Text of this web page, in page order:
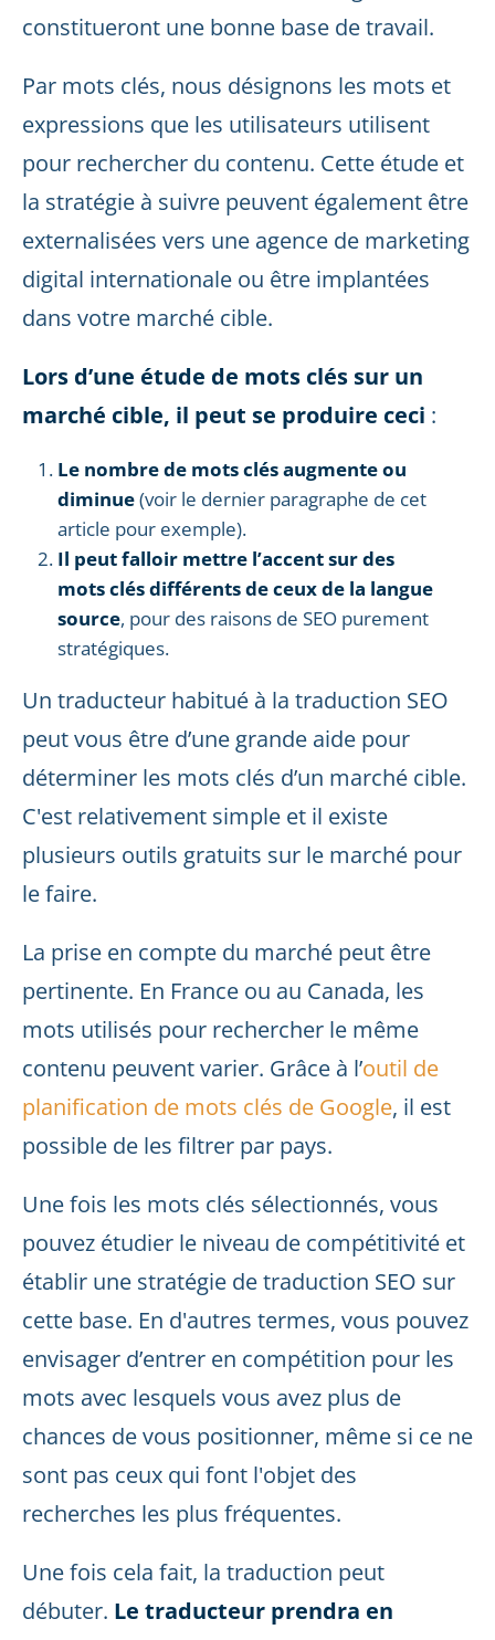
constitueront une bonne base de travail.
Par mots clés, nous désignons les mots et
expressions que les utilisateurs utilisent
pour rechercher du contenu. Cette étude et
la stratégie à suivre peuvent également être
externalisées vers une agence de marketing
digital internationale ou être implantées
dans votre marché cible.
Lors d’une étude de mots clés sur un
marché cible, il peut se produire ceci :
Le nombre de mots clés augmente ou
diminue(voir le dernier paragraphe de cet
article pour exemple).
Il peut falloir mettre l’accent sur des
mots clés différents de ceux de la langue
source, pour des raisons de SEO purement
stratégiques.
Un traducteur habitué à la traduction SEO
peut vous être d’une grande aide pour
déterminer les mots clés d’un marché cible.
C'est relativement simple et il existe
plusieurs outils gratuits sur le marché pour
le faire.
La prise en compte du marché peut être
pertinente. En France ou au Canada, les
mots utilisés pour rechercher le même
contenu peuvent varier. Grâce à l’outil de
planification de mots clés de Google, il est
possible de les filtrer par pays.
Une fois les mots clés sélectionnés, vous
pouvez étudier le niveau de compétitivité et
établir une stratégie de traduction SEO sur
cette base. En d'autres termes, vous pouvez
envisager d’entrer en compétition pour les
mots avec lesquels vous avez plus de
chances de vous positionner, même si ce ne
sont pas ceux qui font l'objet des
recherches les plus fréquentes.
Une fois cela fait, la traduction peut
débuter. Le traducteur prendra en